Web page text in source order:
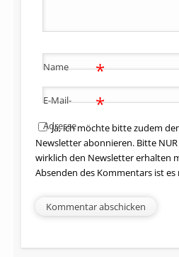
Name *
E-Mail-
Adresse
*
Ja, ich möchte bitte zudem
Newsletter abonnieren. Bitte
wirklich den Newsletter erhalten
Absenden des Kommentars ist